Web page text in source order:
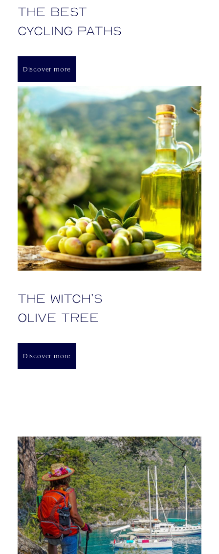
The best
cycling paths
Discover more
The Witch’s
Olive Tree
Discover more